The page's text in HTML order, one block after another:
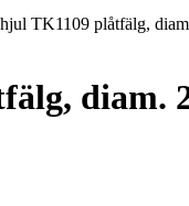
TK1109 plåtfälg,
diam.